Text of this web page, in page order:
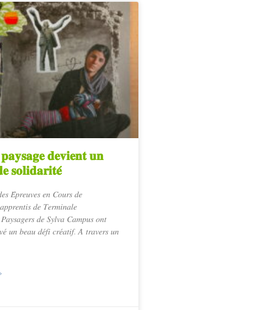
𝐝𝐞𝐯𝐢𝐞𝐧𝐭 𝐮𝐧
𝐬𝐨𝐥𝐢𝐝𝐚𝐫𝐢𝐭𝐞́
𝐸́𝑝𝑟𝑒𝑢𝑣𝑒𝑠 𝑒𝑛 𝐶𝑜𝑢𝑟𝑠 𝑑𝑒
𝑑𝑒 𝑇𝑒𝑟𝑚𝑖𝑛𝑎𝑙𝑒
𝑑𝑒 𝑆𝑦𝑙𝑣𝑎 𝐶𝑎𝑚𝑝𝑢𝑠 𝑜𝑛𝑡
𝑢𝑛 𝑏𝑒𝑎𝑢 𝑑𝑒́𝑓𝑖 𝑐𝑟𝑒́𝑎𝑡𝑖𝑓. 𝐴̀ 𝑡𝑟𝑎𝑣𝑒𝑟𝑠 𝑢𝑛